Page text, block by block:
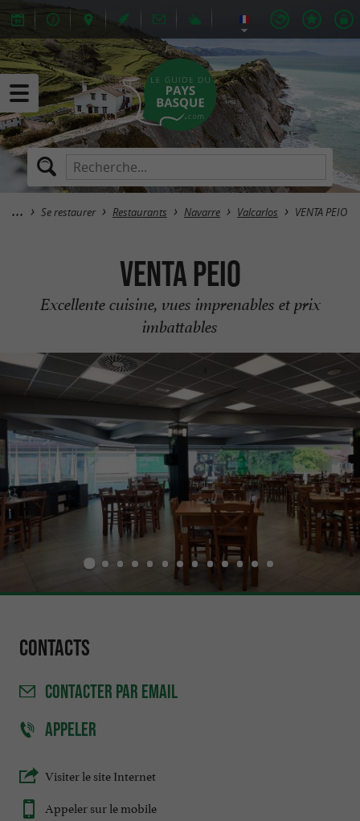
Se restaurer Restaurants Navarre Valcarlos VENTA PEIO
VENTA PEIO
Excellente cuisine, vues imprenables et prix
imbattables
Contacts
CONTACTER PAR EMAIL
APPELER
Visiter le site Internet
Appeler sur le mobile